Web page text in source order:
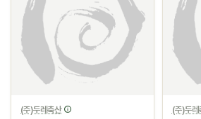
(주)두레축산 (주)두레